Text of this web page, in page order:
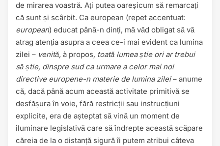
de mirarea voastră. Ați putea oareșicum să remarcați
că sunt și scârbit. Ca european (repet accentuat:
european) educat până-n dinți, mă văd obligat să vă
atrag atenția asupra a ceea ce-i mai evident ca lumina
zilei – venită, à propos, toată lumea știe ori ar trebui
să știe, dinspre sud ca urmare a celor mai noi
directive europene-n materie de lumina zilei– anume
că, dacă până acum această activitate primitivă se
desfășura în voie, fără restricții sau instrucțiuni
explicite, era de așteptat să vină un moment de
iluminare legislativă care să îndrepte această scăpare
căreia de la o distanță sigură îi putem atribui câteva